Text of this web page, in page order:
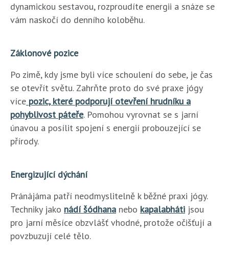
dynamickou sestavou, rozproudíte energii a snáze se
vám naskočí do denního koloběhu.
Záklonové pozice
Po zimě, kdy jsme byli více schoulení do sebe, je čas
se otevřít světu. Zahrňte proto do své praxe jógy
více pozic, které podporují otevření hrudníku a
pohyblivost páteře. Pomohou vyrovnat se s jarní
únavou a posílit spojení s energií probouzející se
přírody.
Energizující dýchání
Pránájáma patří neodmyslitelně k běžné praxi jógy.
Techniky jako nádí šódhana nebo kapalabháti jsou
pro jarní měsíce obzvlášť vhodné, protože očišťují a
povzbuzují celé tělo.